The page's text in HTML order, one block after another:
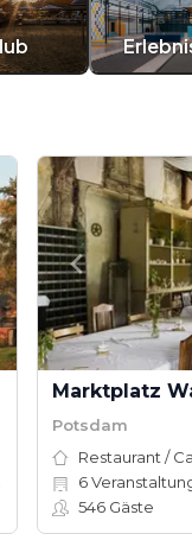
Marktplatz
Potsdam
Restaurant /
6
546 Gäste